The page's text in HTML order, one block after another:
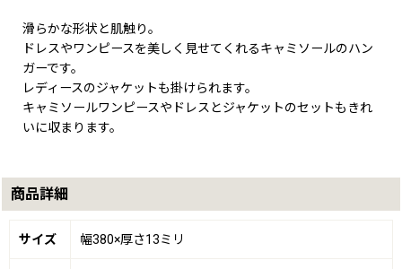
滑らかな形状と肌触り。
ドレスやワンピースを美しく見せてくれるキャミソールのハン
ガーです。
レディースのジャケットも掛けられます。
キャミソールワンピースやドレスとジャケットのセットもきれ
いに収まります。
商品詳細
サイズ 幅380×厚さ13ミリ